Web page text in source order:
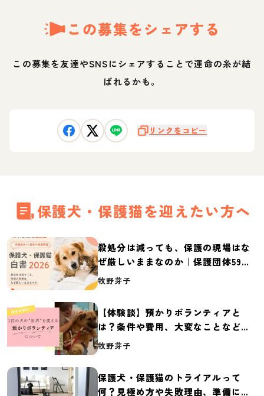
この募集をシェアする
この募集を友達やSNSにシェアすることで運命の糸が結
ばれるかも。
リンクをコピー
保護犬・保護猫を迎えたい方へ
殺処分は減っても、保護の現場はな
ぜ厳しいままなのか｜保護団体59団
体の実態調査【保護犬・保護猫白書
牧野芽子
【体験談】預かりボランティアと
は？条件や費用、大変なことなど紹
介
牧野芽子
保護犬・保護猫のトライアルって
何？見極め方や失敗理由、準備に必